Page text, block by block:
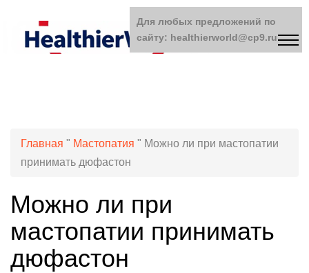
Главная " Мастопатия " Можно ли при мастопатии
принимать дюфастон
Можно ли при
мастопатии принимать
дюфастон
Для любых предложений по
сайту: healthierworld@cp9.ru